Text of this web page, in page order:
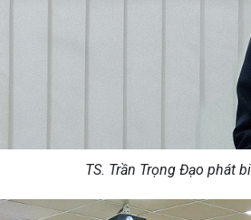
TS. Trần Trọng Đạo phát